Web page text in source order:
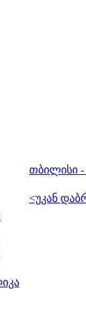
თბილისი -
<უკან